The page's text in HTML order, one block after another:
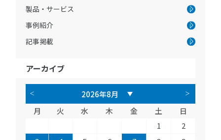
製品・サービス
事例紹介
記事掲載
アーカイブ
月 火 水 木 金 土
日
1
2